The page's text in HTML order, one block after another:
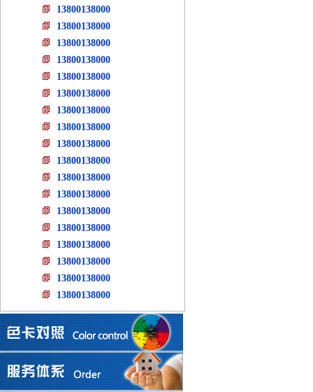
13800138000
13800138000
13800138000
13800138000
13800138000
13800138000
13800138000
13800138000
13800138000
13800138000
13800138000
13800138000
13800138000
13800138000
13800138000
13800138000
13800138000
13800138000